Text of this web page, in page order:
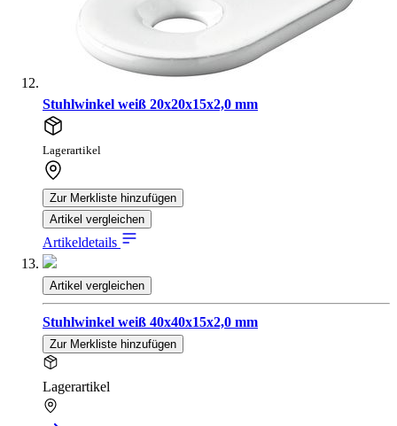
Stuhlwinkel weiß 20x20x15x2,0 mm
Lagerartikel
Zur Merkliste hinzufügen
Artikel vergleichen
Artikeldetails
Artikel vergleichen
Stuhlwinkel weiß 40x40x15x2,0 mm
Zur Merkliste hinzufügen
Lagerartikel